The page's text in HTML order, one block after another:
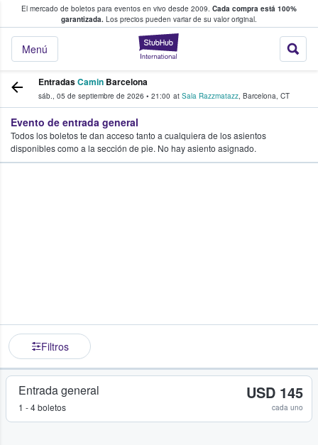
El mercado de boletos para eventos en vivo desde 2009. Cada compra está 100%
garantizada. Los precios pueden variar de su valor original.
StubHub: donde
Menú
fans compran y venden boletos
EntradasCamin Barcelona
sáb., 05 de septiembre de 2026 • 21:00 at Sala Razzmatazz, Barcelona, CT
Evento de entrada general
Todos los boletos te dan acceso tanto a cualquiera de los asientos
disponibles como a la sección de pie. No hay asiento asignado.
Filtros
Entrada general
1 - 4 boletos
USD 145
cada uno